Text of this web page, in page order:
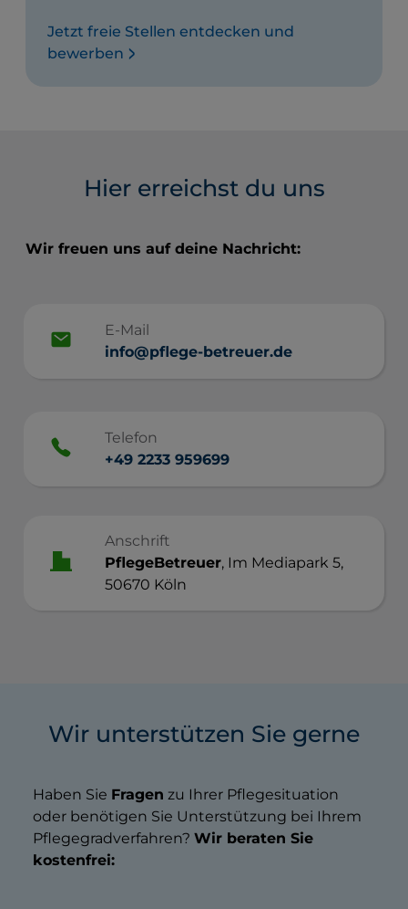
Jetzt freie Stellen entdecken und
bewerben
Hier erreichst du uns
Wir freuen uns auf deine Nachricht:
E-Mail
info@pflege-betreuer.de
Telefon
+49 2233 959699
Anschrift
PflegeBetreuer, Im Mediapark 5,
50670 Köln
Wir unterstützen Sie gerne
Haben Sie Fragen zu Ihrer Pflegesituation
oder benötigen Sie Unterstützung bei Ihrem
Pflegegradverfahren? Wir beraten Sie
kostenfrei: